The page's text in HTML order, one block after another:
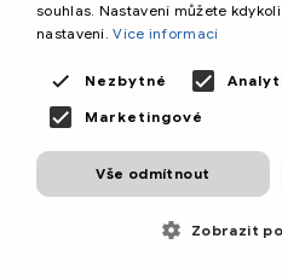
©️
Primetime
souhlas. Nastavení můžete
nastavení.Více informací
Nezbytné
Marketingové
Vše odmítnout
Zobrazit